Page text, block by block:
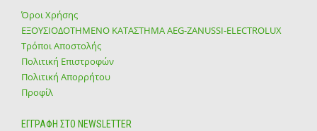
Όροι Χρήσης
ΕΞΟΥΣΙΟΔΟΤΗΜΕΝΟ ΚΑΤΑΣΤΗΜΑ ΑΕG-ZANUSSI-ELECTROLUX
Τρόποι Αποστολής
Πολιτική Επιστροφών
Πολιτική Απορρήτου
Προφίλ
ΕΓΓΡΑΦΗ ΣΤΟ NEWSLETTER